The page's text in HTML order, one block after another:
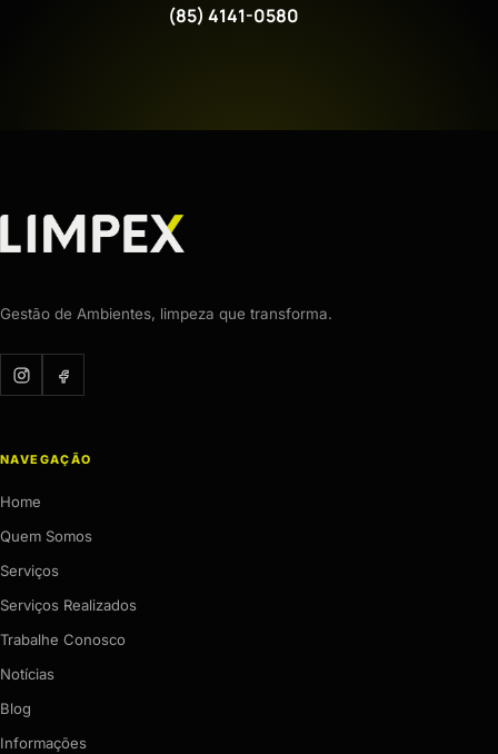
(85) 4141-0580
Gestão de Ambientes, limpeza que transforma.
NAVEGAÇÃO
Home
Quem Somos
Serviços
Serviços Realizados
Trabalhe Conosco
Notícias
Blog
Informações